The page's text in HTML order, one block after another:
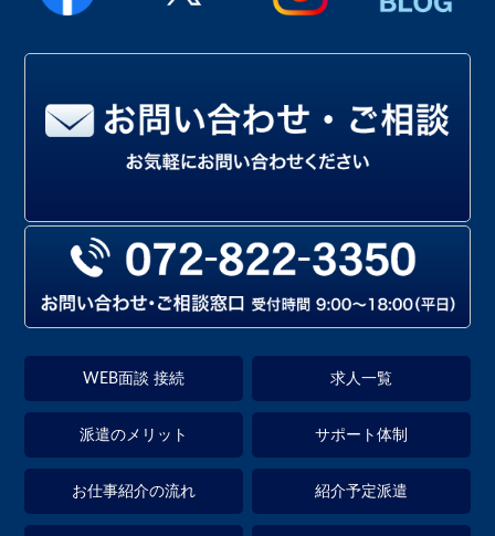
WEB面談 接続 求人一覧
派遣のメリット サポート体制
お仕事紹介の流れ 紹介予定派遣